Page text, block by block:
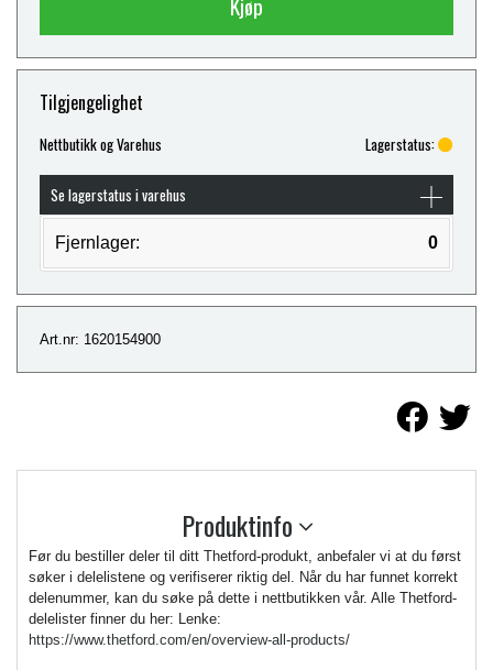
Tilgjengelighet
Nettbutikk og Varehus Lagerstatus:
Se lagerstatus i varehus
Fjernlager: 0
Art.nr: 1620154900
Produktinfo
Før du bestiller deler til ditt Thetford-produkt, anbefaler vi at du først
søker i delelistene og verifiserer riktig del. Når du har funnet korrekt
delenummer, kan du søke på dette i nettbutikken vår. Alle Thetford-
delelister finner du her: Lenke:
https://www.thetford.com/en/overview-all-products/